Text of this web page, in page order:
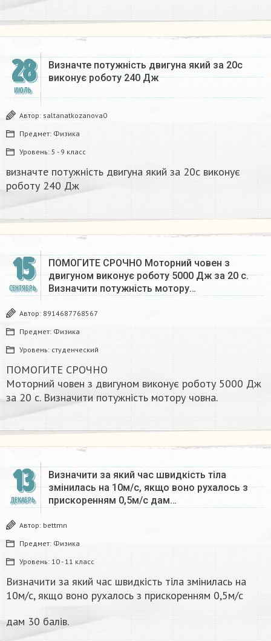
28
ИЮЛЬ
Визначте потужність двигуна який за 20с
виконує роботу 240 Дж​
Автор: saltanatkozanova0
Предмет: Физика
Уровень: 5 - 9 класс
визначте потужність двигуна який за 20с виконує
роботу 240 Дж​
15
СЕНТЯБРЬ
ПОМОГИТЕ СРОЧНО Моторний човен з
двигуном виконує роботу 5000 Дж за 20 с.
Визначити потужність мотору…
Автор: 8914687768567
Предмет: Физика
Уровень: студенческий
ПОМОГИТЕ СРОЧНО
Моторний човен з двигуном виконує роботу 5000 Дж
за 20 с. Визначити потужність мотору човна.​
13
ДЕКАБРЬ
Визначити за який час швидкість тіла
змінилась на 10м/с, якщо воно рухалось з
прискоренням 0,5м/с дам…
Автор: bettmn
Предмет: Физика
Уровень: 10 - 11 класс
Визначити за який час швидкість тіла змінилась на
10м/с, якщо воно рухалось з прискоренням 0,5м/с
дам 30 балів.​